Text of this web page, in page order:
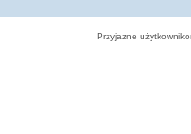
Przyjazne